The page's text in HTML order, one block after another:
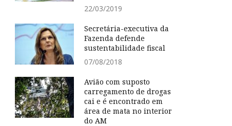
22/03/2019
Secretária-executiva da
Fazenda defende
sustentabilidade fiscal
07/08/2018
Avião com suposto
carregamento de drogas
cai e é encontrado em
área de mata no interior
do AM